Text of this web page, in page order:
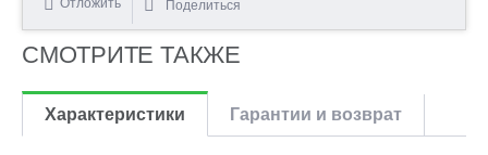
Отложить Поделиться
СМОТРИТЕ ТАКЖЕ
Характеристики Гарантии и возврат